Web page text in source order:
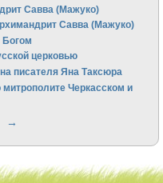
Савва (Мажуко)
Савва (Мажуко)
Богом
церковью
писателя Яна Таксюра
Черкасском и
→